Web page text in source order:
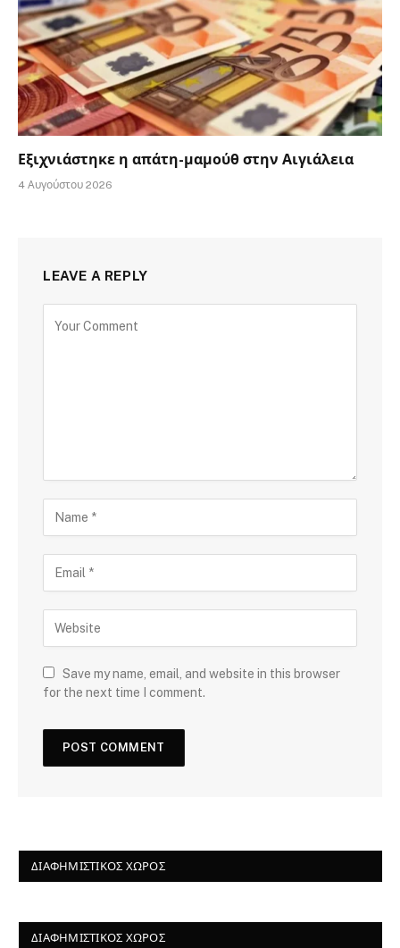
Εξιχνιάστηκε η απάτη-μαμούθ στην Αιγιάλεια
4 Αυγούστου 2026
LEAVE A REPLY
Save my name, email, and website in this browser
for the next time I comment.
ΔΙΑΦΗΜΙΣΤΙΚΌΣ ΧΏΡΟΣ
ΔΙΑΦΗΜΙΣΤΙΚΌΣ ΧΏΡΟΣ